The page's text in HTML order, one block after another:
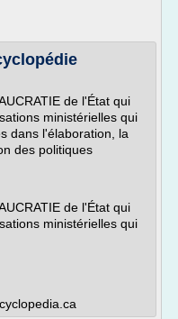
de l'État qui
ministérielles qui
dans l'élaboration, la
des politiques
de l'État qui
ministérielles qui